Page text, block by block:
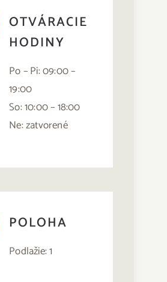
OTVÁRACIE
HODINY
Po – Pi: 09:00 –
19:00
So: 10:00 – 18:00
Ne: zatvorené
POLOHA
Podlažie: 1